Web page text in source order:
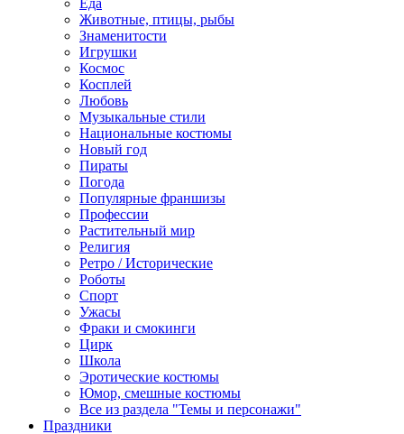
Еда
Животные, птицы, рыбы
Знаменитости
Игрушки
Космос
Косплей
Любовь
Музыкальные стили
Национальные костюмы
Новый год
Пираты
Погода
Популярные франшизы
Профессии
Растительный мир
Религия
Ретро / Исторические
Роботы
Спорт
Ужасы
Фраки и смокинги
Цирк
Школа
Эротические костюмы
Юмор, смешные костюмы
Все из раздела "Темы и персонажи"
Праздники